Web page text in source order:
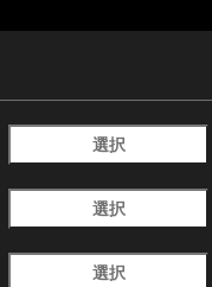
選択
選択
選択